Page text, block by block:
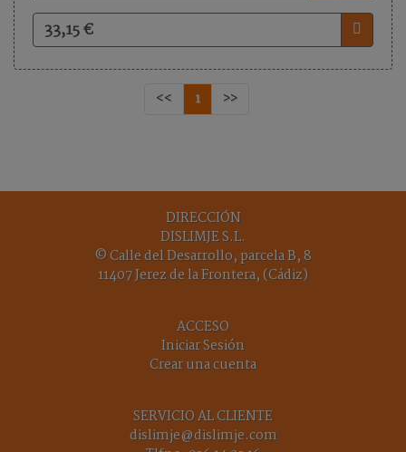
<< 1 >>
DIRECCIÓN
DISLIMJE S.L.
© Calle del Desarrollo, parcela B, 8
11407 Jerez de la Frontera, (Cádiz)
ACCESO
Iniciar Sesión
Crear una cuenta
SERVICIO AL CLIENTE
dislimje@dislimje.com